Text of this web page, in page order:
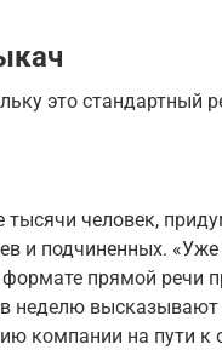
это стандартный
тысячи человек,
и подчиненных.
прямой речи
неделю
компании на пути к